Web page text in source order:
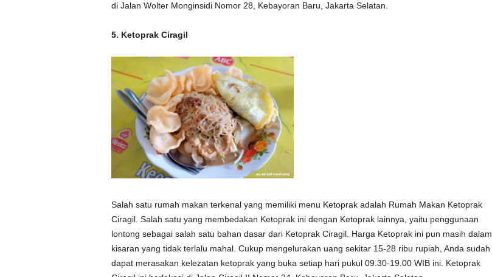
di Jalan Wolter Monginsidi Nomor 28, Kebayoran Baru, Jakarta Selatan.
5. Ketoprak Ciragil
Salah satu rumah makan terkenal yang memiliki menu Ketoprak adalah Rumah Makan Ketoprak
Ciragil. Salah satu yang membedakan Ketoprak ini dengan Ketoprak lainnya, yaitu penggunaan
lontong sebagai salah satu bahan dasar dari Ketoprak Ciragil. Harga Ketoprak ini pun masih dalam
kisaran yang tidak terlalu mahal. Cukup mengelurakan uang sekitar 15-28 ribu rupiah, Anda sudah
dapat merasakan kelezatan ketoprak yang buka setiap hari pukul 09.30-19.00 WIB ini. Ketoprak